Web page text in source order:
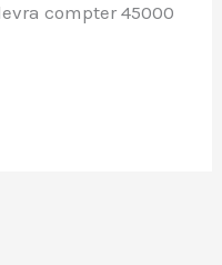
compter 45000